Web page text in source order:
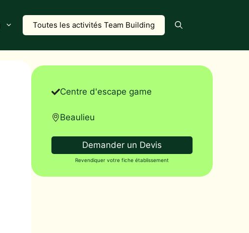
Toutes les activités Team Building
Centre d'escape game
Beaulieu
Demander un Devis
Revendiquer votre fiche établissement